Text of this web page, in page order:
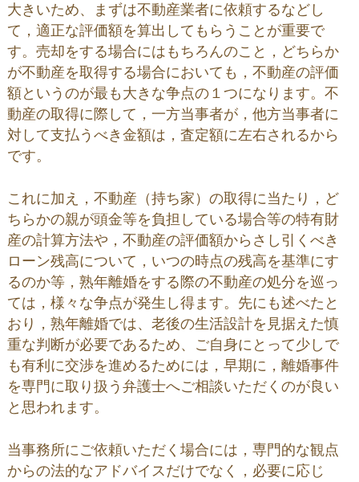
大きいため、まずは不動産業者に依頼するなどし
て，適正な評価額を算出してもらうことが重要で
す。売却をする場合にはもちろんのこと，どちらか
が不動産を取得する場合においても，不動産の評価
額というのが最も大きな争点の１つになります。不
動産の取得に際して，一方当事者が，他方当事者に
対して支払うべき金額は，査定額に左右されるから
です。
これに加え，不動産（持ち家）の取得に当たり，ど
ちらかの親が頭金等を負担している場合等の特有財
産の計算方法や，不動産の評価額からさし引くべき
ローン残高について，いつの時点の残高を基準にす
るのか等，熟年離婚をする際の不動産の処分を巡っ
ては，様々な争点が発生し得ます。先にも述べたと
おり，熟年離婚では、老後の生活設計を見据えた慎
重な判断が必要であるため、ご自身にとって少しで
も有利に交渉を進めるためには，早期に，離婚事件
を専門に取り扱う弁護士へご相談いただくのが良い
と思われます。
当事務所にご依頼いただく場合には，専門的な観点
からの法的なアドバイスだけでなく，必要に応じ